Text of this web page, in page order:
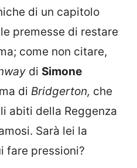
di un capitolo
premesse di restare
come non citare,
di Simone
di Bridgerton, che
abiti della Reggenza
Sarà lei la
fare pressioni?